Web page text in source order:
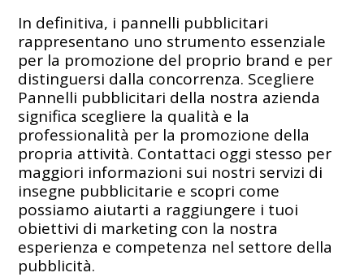
In definitiva, i pannelli pubblicitari
rappresentano uno strumento essenziale
per la promozione del proprio brand e per
distinguersi dalla concorrenza. Scegliere
Pannelli pubblicitari della nostra azienda
significa scegliere la qualità e la
professionalità per la promozione della
propria attività. Contattaci oggi stesso per
maggiori informazioni sui nostri servizi di
insegne pubblicitarie e scopri come
possiamo aiutarti a raggiungere i tuoi
obiettivi di marketing con la nostra
esperienza e competenza nel settore della
pubblicità.